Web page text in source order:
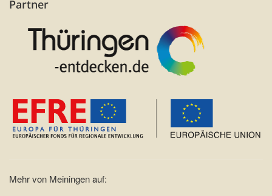
Partner
Mehr von Meiningen auf: